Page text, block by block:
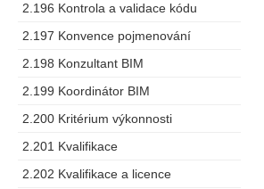
2.196 Kontrola a validace kódu
2.197 Konvence pojmenování
2.198 Konzultant BIM
2.199 Koordinátor BIM
2.200 Kritérium výkonnosti
2.201 Kvalifikace
2.202 Kvalifikace a licence